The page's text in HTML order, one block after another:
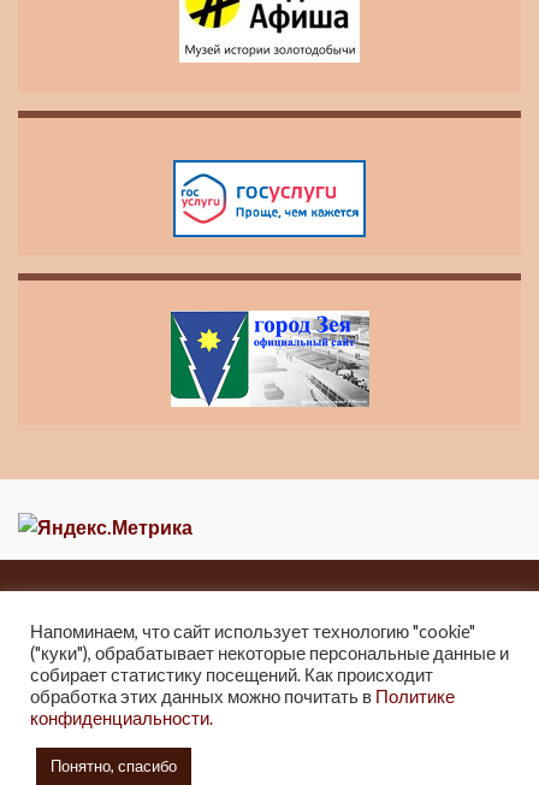
Карта сайта
2013-2021 Краеведческий музей города Зеи
г. Зея, ул. Мухина 247, Тел: 8 (41658) 2-25-32.
Напоминаем, что сайт использует технологию "cookie"
("куки"), обрабатывает некоторые персональные данные и
собирает статистику посещений. Как происходит
обработка этих данных можно почитать в Политике
конфиденциальности.
Понятно, спасибо